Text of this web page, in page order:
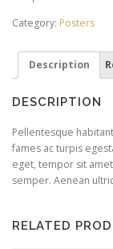
Category: Posters
Description
DESCRIPTION
Pellentesque
fames ac turpis
eget, tempor sit
semper. Aenean
RELATED